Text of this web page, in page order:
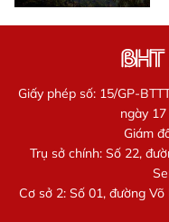
Giấy phép số: 15/GP-
ngày
Giám
Trụ sở chính: Số 22,
Cơ sở 2: Số 01, đường